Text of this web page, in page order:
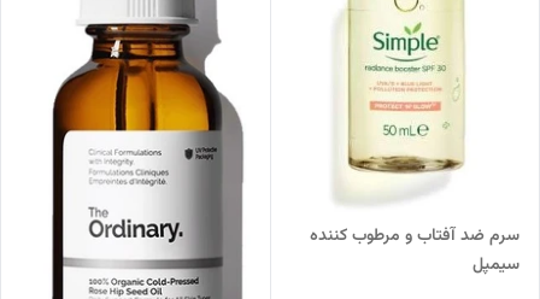
سرم ضد آفتاب و مرطوب کننده
سیمپل